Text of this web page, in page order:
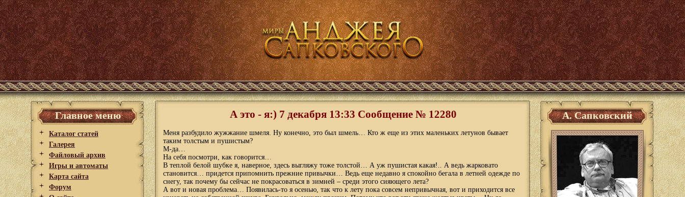
Главное меню
Каталог статей
Галерея
Файловый архив
Игры и автоматы
Карта сайта
Форум
А это - я:) 7 декабря 13:33 Cообщение № 12280
Меня разбудило жужжание шмеля. Ну конечно, это был шмель… Кто ж еще из этих маленьких летунов бывает
таким толстым и пушистым?
М-да…
На себя посмотри, как говорится…
В теплой белой шубке я, наверное, здесь выгляжу тоже толстой… А уж пушистая какая!.. А ведь жарковато
становится… придется припомнить прежние привычки… Ведь еще недавно я спокойно бегала в летней одежде по
снегу, так почему бы сейчас не покрасоваться в зимней – среди этого сияющего лета?
А вот и новая проблема… Появилась-то я осенью, так что к лету пока совсем непривычная, вот и приходится все
А. Сапковский